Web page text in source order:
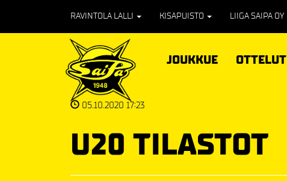
RAVINTOLA LALLI KISAPUISTO LIIGA SAIPA OY
JOUKKUE OTTELUT
05.10.2020 17:23
U20 TILASTOT